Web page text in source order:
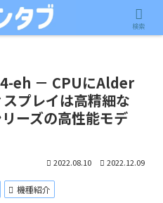
eh － CPUにAlder
プレイは高精細な
ーズの高性能モデ
2022.08.10 2022.12.09
機種紹介
検索